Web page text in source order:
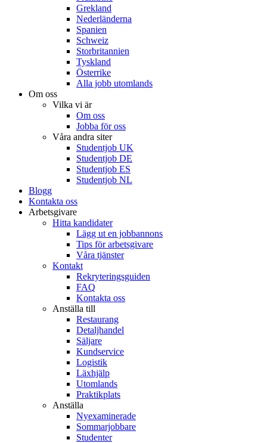
Grekland
Nederländerna
Spanien
Schweiz
Storbritannien
Tyskland
Österrike
Alla jobb utomlands
Om oss
Vilka vi är
Om oss
Jobba för oss
Våra andra siter
Studentjob UK
Studentjob DE
Studentjob ES
Studentjob NL
Blogg
Kontakta oss
Arbetsgivare
Hitta kandidater
Lägg ut en jobbannons
Tips för arbetsgivare
Våra tjänster
Kontakt
Rekryteringsguiden
FAQ
Kontakta oss
Anställa till
Restaurang
Detaljhandel
Säljare
Kundservice
Logistik
Läxhjälp
Utomlands
Praktikplats
Anställa
Nyexaminerade
Sommarjobbare
Studenter